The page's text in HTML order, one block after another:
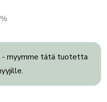
- myymme tätä tuotetta